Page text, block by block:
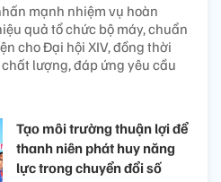
mạnh nhiệm vụ hoàn
quả tổ chức bộ máy, chuẩn
cho Đại hội XIV, đồng thời
lượng, đáp ứng yêu cầu
Tạo môi trường thuận lợi để
thanh niên phát huy năng
lực trong chuyển đổi số